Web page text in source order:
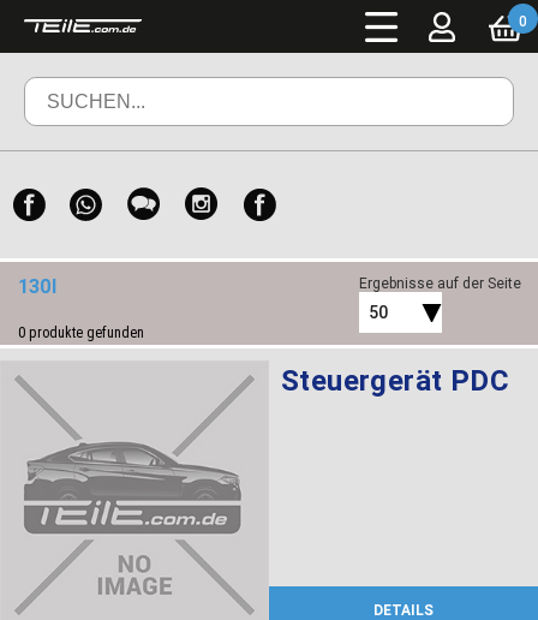
0
130I
0 produkte gefunden
Ergebnisse auf der Seite
50
Steuergerät PDC
DETAILS